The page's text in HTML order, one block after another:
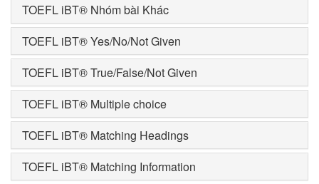
TOEFL iBT® Nhóm bài Khác
TOEFL iBT® Yes/No/Not Given
TOEFL iBT® True/False/Not Given
TOEFL iBT® Multiple choice
TOEFL iBT® Matching Headings
TOEFL iBT® Matching Information